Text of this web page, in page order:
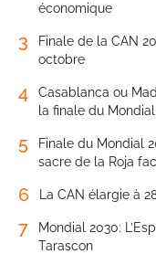
économique
3
Finale de la CAN
octobre
4
Casablanca ou
la finale du
5
Finale du Mondial
sacre de la Roja
6 La CAN élargie à
7
Mondial 2030:
Tarascon